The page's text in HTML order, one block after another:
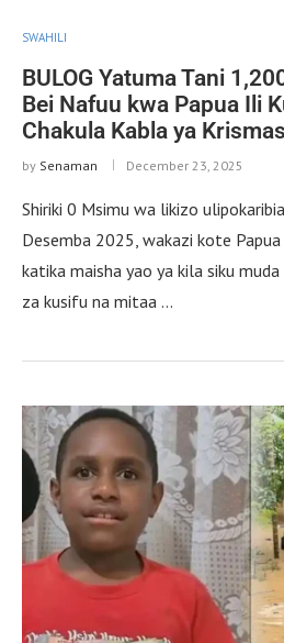
SWAHILI
BULOG Yatuma Tani
Bei Nafuu kwa Papua Ili
Chakula Kabla ya
by Senaman December 23, 2025
Shiriki 0 Msimu wa likizo
Desemba 2025, wakazi kote
katika maisha yao ya kila siku
za kusifu na mitaa …